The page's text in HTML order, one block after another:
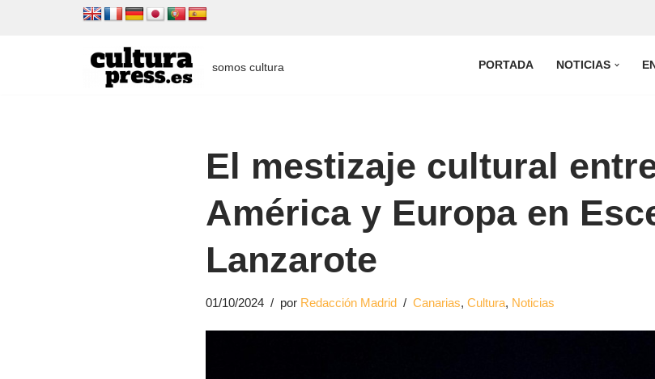
somos cultura PORTADA NOTICIAS
El mestizaje cultural
América y Europa en
Lanzarote
01/10/2024 por Redacción Madrid Canarias,Cultura, Noticias